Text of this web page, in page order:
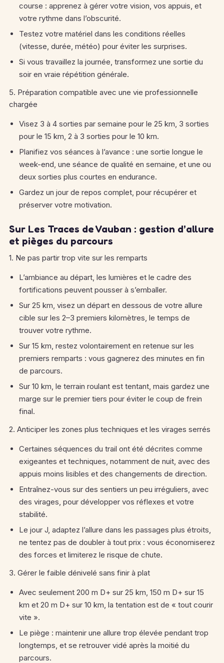
course : apprenez à gérer votre vision, vos appuis, et
votre rythme dans l’obscurité.
Testez votre matériel dans les conditions réelles
(vitesse, durée, météo) pour éviter les surprises.
Si vous travaillez la journée, transformez une sortie du
soir en vraie répétition générale.
5. Préparation compatible avec une vie professionnelle
chargée
Visez 3 à 4 sorties par semaine pour le 25 km, 3 sorties
pour le 15 km, 2 à 3 sorties pour le 10 km.
Planifiez vos séances à l’avance : une sortie longue le
week-end, une séance de qualité en semaine, et une ou
deux sorties plus courtes en endurance.
Gardez un jour de repos complet, pour récupérer et
préserver votre motivation.
Sur Les Traces de Vauban : gestion d’allure
et pièges du parcours
1. Ne pas partir trop vite sur les remparts
L’ambiance au départ, les lumières et le cadre des
fortifications peuvent pousser à s’emballer.
Sur 25 km, visez un départ en dessous de votre allure
cible sur les 2–3 premiers kilomètres, le temps de
trouver votre rythme.
Sur 15 km, restez volontairement en retenue sur les
premiers remparts : vous gagnerez des minutes en fin
de parcours.
Sur 10 km, le terrain roulant est tentant, mais gardez une
marge sur le premier tiers pour éviter le coup de frein
final.
2. Anticiper les zones plus techniques et les virages serrés
Certaines séquences du trail ont été décrites comme
exigeantes et techniques, notamment de nuit, avec des
appuis moins lisibles et des changements de direction.
Entraînez-vous sur des sentiers un peu irréguliers, avec
des virages, pour développer vos réflexes et votre
stabilité.
Le jour J, adaptez l’allure dans les passages plus étroits,
ne tentez pas de doubler à tout prix : vous économiserez
des forces et limiterez le risque de chute.
3. Gérer le faible dénivelé sans finir à plat
Avec seulement 200 m D+ sur 25 km, 150 m D+ sur 15
km et 20 m D+ sur 10 km, la tentation est de « tout courir
vite ».
Le piège : maintenir une allure trop élevée pendant trop
longtemps, et se retrouver vidé après la moitié du
parcours.